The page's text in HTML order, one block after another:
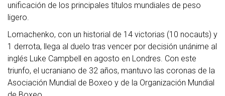
unificación de los principales títulos mundiales de peso
ligero.
Lomachenko, con un historial de 14 victorias (10 nocauts) y
1 derrota, llega al duelo tras vencer por decisión unánime al
inglés Luke Campbell en agosto en Londres. Con este
triunfo, el ucraniano de 32 años, mantuvo las coronas de la
Asociación Mundial de Boxeo y de la Organización Mundial